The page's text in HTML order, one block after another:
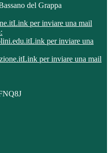
del Grappa
Link per inviare una mail
Link per inviare una
Link per inviare una mail